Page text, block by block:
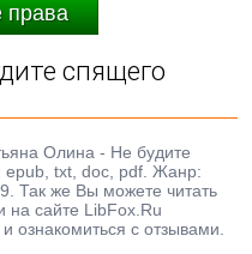
права
спящего
Олина - Не будите
epub, txt, doc, pdf. Жанр:
Так же Вы можете читать
на сайте LibFox.Ru
ознакомиться с отзывами.